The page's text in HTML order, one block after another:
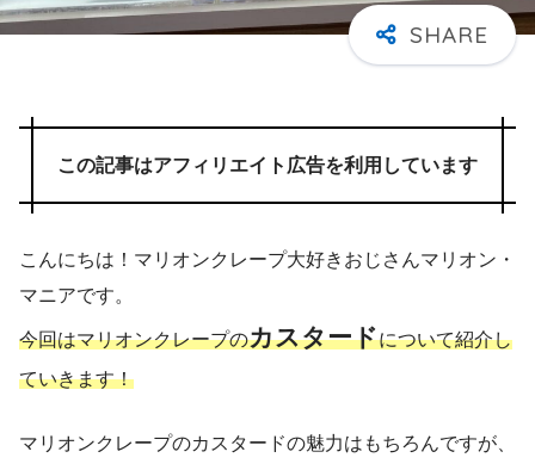
この記事はアフィリエイト広告を利用しています
こんにちは！マリオンクレープ大好きおじさんマリオン・
マニアです。
今回はマリオンクレープのカスタードについて紹介し
ていきます！
マリオンクレープのカスタードの魅力はもちろんですが、